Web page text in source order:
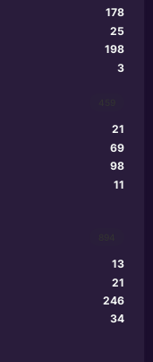
178
25
198
3
21
69
98
11
13
21
246
34